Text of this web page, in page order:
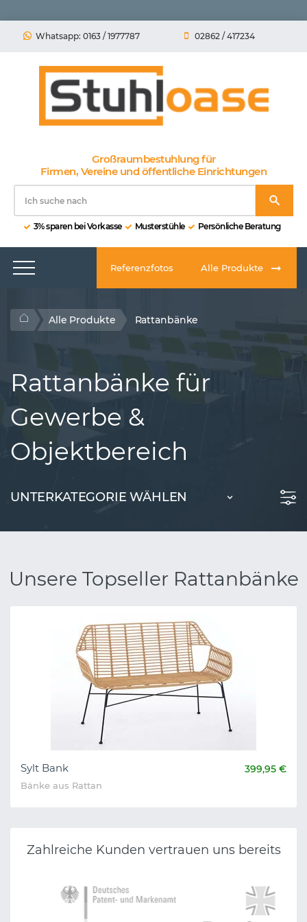
Whatsapp: 0163 / 1977787 02862 / 417234
Großraumbestuhlung für
Firmen, Vereine und öffentliche Einrichtungen
3% sparen bei Vorkasse Musterstühle Persönliche Beratung
Referenzfotos Alle Produkte
Alle Produkte Rattanbänke
Rattanbänke für
Gewerbe &
Objektbereich
UNTERKATEGORIE WÄHLEN
Unsere Topseller Rattanbänke
Sylt Bank 399,95 €
Bänke aus Rattan
Zahlreiche Kunden vertrauen uns bereits